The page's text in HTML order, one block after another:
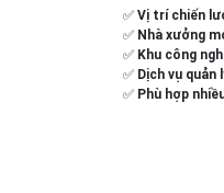
✅ Vị trí chiến
✅ Nhà xưởng
✅ Khu công
✅ Dịch vụ quản
✅ Phù hợp